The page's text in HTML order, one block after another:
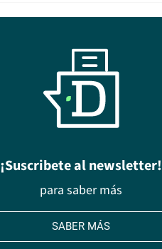
¡Suscribete al newsletter!
para saber más
SABER MÁS